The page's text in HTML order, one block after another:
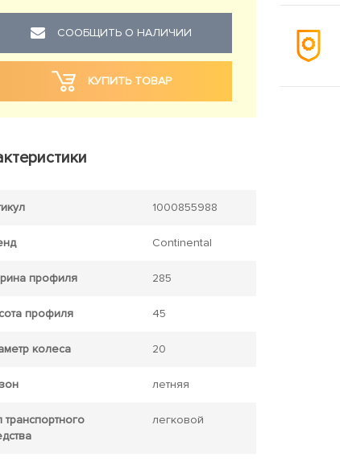
СООБЩИТЬ О НАЛИЧИИ
КУПИТЬ ТОВАР
1000855988
Continental
профиля 285
профиля 45
колеса 20
летняя
транспортного
легковой